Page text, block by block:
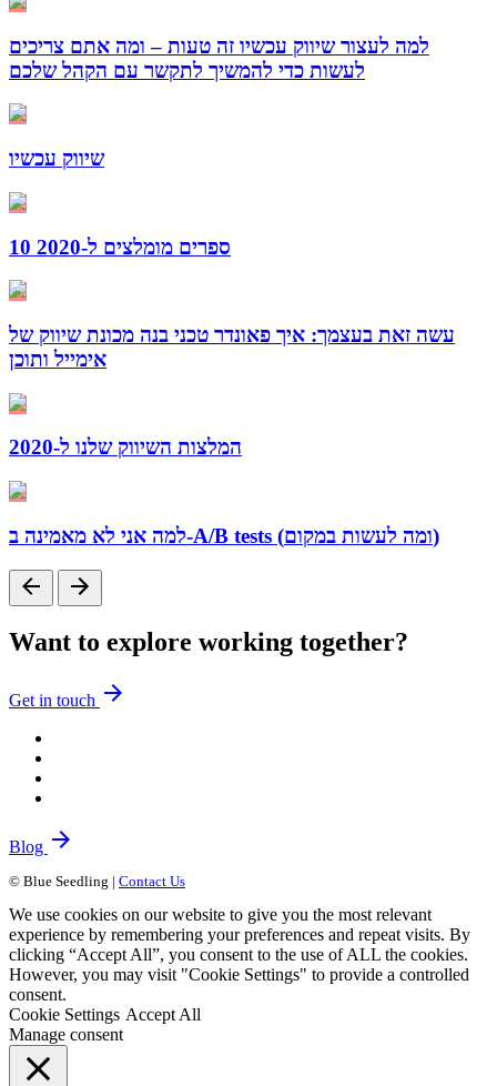
למה לעצור שיווק עכשיו זה טעות – ומה אתם צריכים
לעשות כדי להמשיך לתקשר עם הקהל שלכם
שיווק עכשיו
10 ספרים מומלצים ל-2020
עשה זאת בעצמך: איך פאונדר טכני בנה מכונת שיווק של
אימייל ותוכן
המלצות השיווק שלנו ל-2020
למה אני לא מאמינה ב-A/B tests (ומה לעשות במקום)
Want to explore working together?
Get in touch arrow_forward
Blog arrow_forward
© Blue Seedling | Contact Us
We use cookies on our website to give you the most relevant
experience by remembering your preferences and repeat visits. By
clicking “Accept All”, you consent to the use of ALL the cookies.
However, you may visit "Cookie Settings" to provide a controlled
consent.
Cookie Settings Accept All
Manage consent